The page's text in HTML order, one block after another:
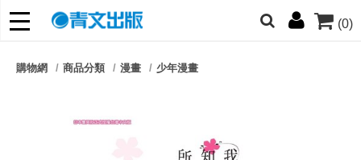
(0)
朋友們，提高警覺！
購物網 商品分類 漫畫 少年漫畫